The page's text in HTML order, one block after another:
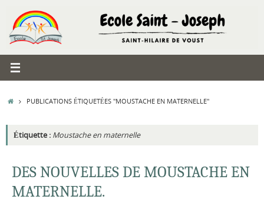
contenu
ACCUEIL
PUBLICATIONS ÉTIQUETÉES "MOUSTACHE EN MATERNELLE"
Étiquette : Moustache en maternelle
DES NOUVELLES DE MOUSTACHE EN
MATERNELLE.